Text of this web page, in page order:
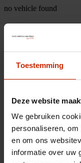
Toestemming
Deze website
We gebruiken
personaliseren,
en om ons
informatie over uw
no vehicle found